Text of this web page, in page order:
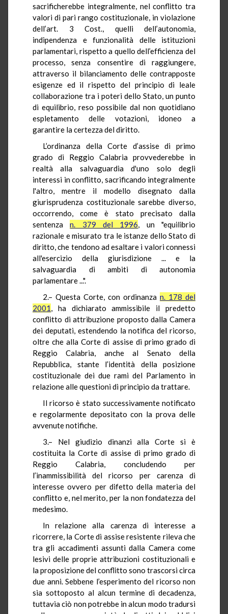
sacrificherebbe integralmente, nel conflitto tra
valori di pari rango costituzionale, in violazione
dell’art. 3 Cost., quelli dell’autonomia,
indipendenza e funzionalità delle istituzioni
parlamentari, rispetto a quello dell’efficienza del
processo, senza consentire di raggiungere,
attraverso il bilanciamento delle contrapposte
esigenze ed il rispetto del principio di leale
collaborazione tra i poteri dello Stato, un punto
di equilibrio, reso possibile dal non quotidiano
espletamento delle votazioni, idoneo a
garantire la certezza del diritto.
L’ordinanza della Corte d’assise di primo
grado di Reggio Calabria provvederebbe in
realtà alla salvaguardia d'uno solo degli
interessi in conflitto, sacrificando integralmente
l'altro, mentre il modello disegnato dalla
giurisprudenza costituzionale sarebbe diverso,
occorrendo, come è stato precisato dalla
sentenzan. 379 del 1996, un "equilibrio
razionale e misurato tra le istanze dello Stato di
diritto, che tendono ad esaltare i valori connessi
all'esercizio della giurisdizione ... e la
salvaguardia di ambiti di autonomia
parlamentare ...".
2.– Questa Corte, con ordinanza n. 178 del
2001, ha dichiarato ammissibile il predetto
conflitto di attribuzione proposto dalla Camera
dei deputati, estendendo la notifica del ricorso,
oltre che alla Corte di assise di primo grado di
Reggio Calabria, anche al Senato della
Repubblica, stante l’identità della posizione
costituzionale dei due rami del Parlamento in
relazione alle questioni di principio da trattare.
Il ricorso è stato successivamente notificato
e regolarmente depositato con la prova delle
avvenute notifiche.
3.– Nel giudizio dinanzi alla Corte si è
costituita la Corte di assise di primo grado di
Reggio Calabria, concludendo per
l’inammissibilità del ricorso per carenza di
interesse ovvero per difetto della materia del
conflitto e, nel merito, per la non fondatezza del
medesimo.
In relazione alla carenza di interesse a
ricorrere, la Corte di assise resistente rileva che
tra gli accadimenti assunti dalla Camera come
lesivi delle proprie attribuzioni costituzionali e
la proposizione del conflitto sono trascorsi circa
due anni. Sebbene l’esperimento del ricorso non
sia sottoposto al alcun termine di decadenza,
tuttavia ciò non potrebbe in alcun modo tradursi